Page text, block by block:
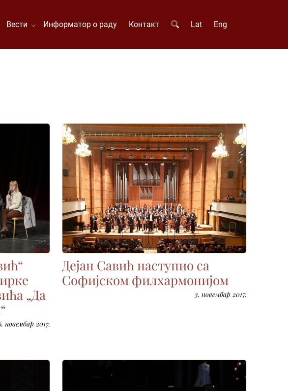
Вести Информатор о раду Контакт Lat Eng
„Да
новембар 2017.
Дејан Савић наступио са
Софијском филхармонијом
3. новембар 2017.